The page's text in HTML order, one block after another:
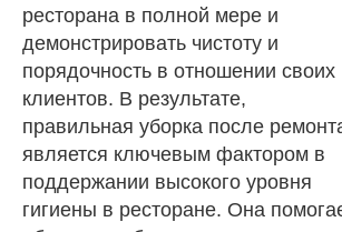
ресторана в полной мере и
демонстрировать чистоту и
порядочность в отношении своих
клиентов. В результате,
правильная уборка после
является ключевым фактором в
поддержании высокого уровня
гигиены в ресторане. Она